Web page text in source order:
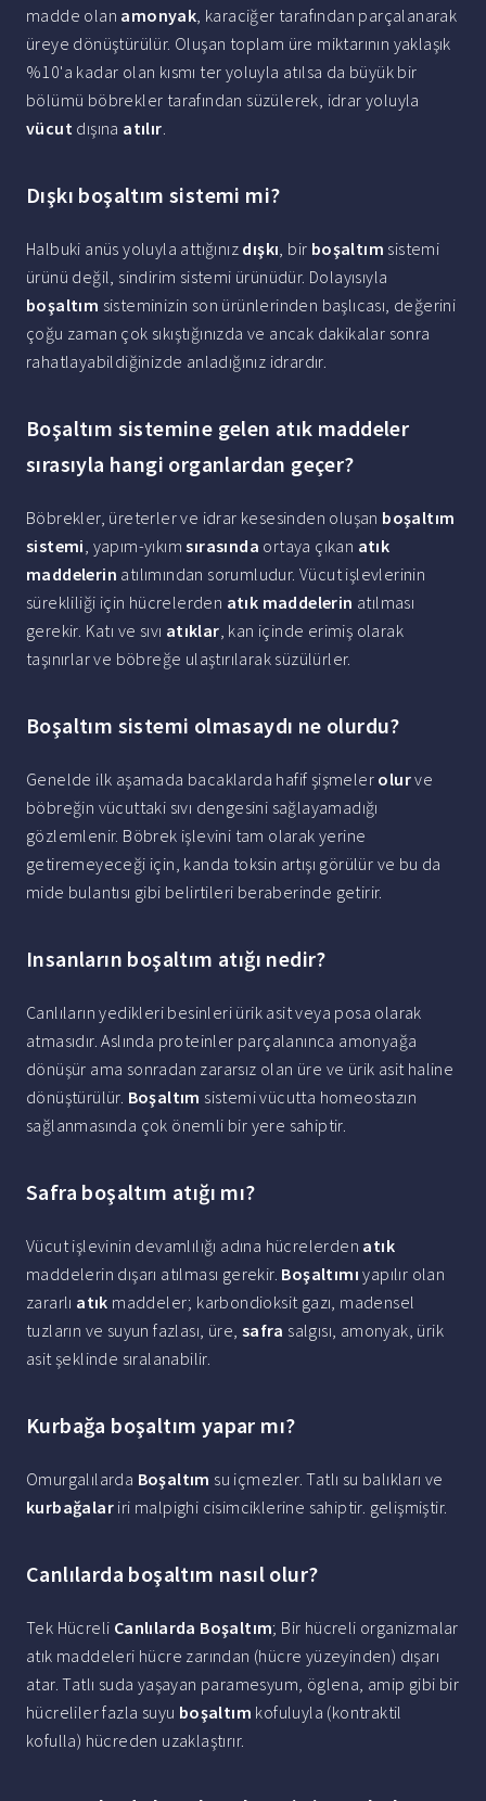
madde olan amonyak, karaciğer tarafından parçalanarak
üreye dönüştürülür. Oluşan toplam üre miktarının yaklaşık
%10'a kadar olan kısmı ter yoluyla atılsa da büyük bir
bölümü böbrekler tarafından süzülerek, idrar yoluyla
vücut dışına atılır.
Dışkı boşaltım sistemi mi?
Halbuki anüs yoluyla attığınız dışkı, bir boşaltım sistemi
ürünü değil, sindirim sistemi ürünüdür. Dolayısıyla
boşaltım sisteminizin son ürünlerinden başlıcası, değerini
çoğu zaman çok sıkıştığınızda ve ancak dakikalar sonra
rahatlayabildiğinizde anladığınız idrardır.
Boşaltım sistemine gelen atık maddeler
sırasıyla hangi organlardan geçer?
Böbrekler, üreterler ve idrar kesesinden oluşan boşaltım
sistemi, yapım-yıkımsırasında ortaya çıkan atık
maddelerin atılımından sorumludur. Vücut işlevlerinin
sürekliliği için hücrelerden atık maddelerin atılması
gerekir. Katı ve sıvı atıklar, kan içinde erimiş olarak
taşınırlar ve böbreğe ulaştırılarak süzülürler.
Boşaltım sistemi olmasaydı ne olurdu?
Genelde ilk aşamada bacaklarda hafif şişmeler olurve
böbreğin vücuttaki sıvı dengesini sağlayamadığı
gözlemlenir. Böbrek işlevini tam olarak yerine
getiremeyeceği için, kanda toksin artışı görülür ve bu da
mide bulantısı gibi belirtileri beraberinde getirir.
Insanların boşaltım atığı nedir?
Canlıların yedikleri besinleri ürik asit veya posa olarak
atmasıdır. Aslında proteinler parçalanınca amonyağa
dönüşür ama sonradan zararsız olan üre ve ürik asit haline
dönüştürülür. Boşaltım sistemi vücutta homeostazın
sağlanmasında çok önemli bir yere sahiptir.
Safra boşaltım atığı mı?
Vücut işlevinin devamlılığı adına hücrelerden atık
maddelerin dışarı atılması gerekir. Boşaltımı yapılır olan
zararlı atık maddeler; karbondioksit gazı, madensel
tuzların ve suyun fazlası, üre, safra salgısı, amonyak, ürik
asit şeklinde sıralanabilir.
Kurbağa boşaltım yapar mı?
Omurgalılarda Boşaltım su içmezler. Tatlı su balıkları ve
kurbağalar iri malpighi cisimciklerine sahiptir. gelişmiştir.
Canlılarda boşaltım nasıl olur?
Tek Hücreli Canlılarda Boşaltım; Bir hücreli organizmalar
atık maddeleri hücre zarından (hücre yüzeyinden) dışarı
atar. Tatlı suda yaşayan paramesyum, öglena, amip gibi bir
hücreliler fazla suyu boşaltım kofuluyla (kontraktil
kofulla) hücreden uzaklaştırır.